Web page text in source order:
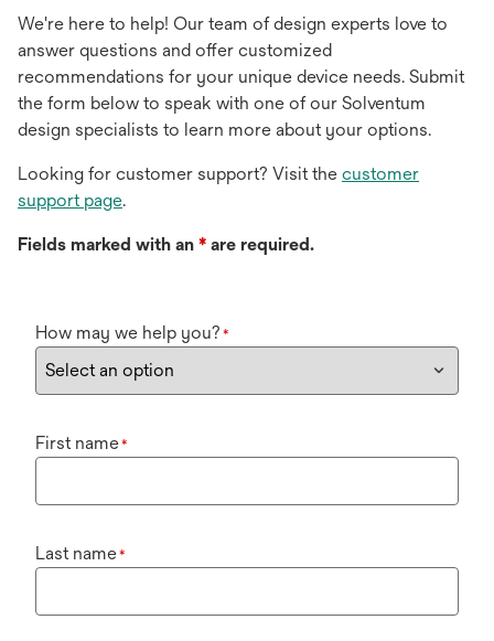
We're here to help! Our team of design experts love to
answer questions and offer customized
recommendations for your unique device needs. Submit
the form below to speak with one of our Solventum
design specialists to learn more about your options.
Looking for customer support? Visit the customer
support page.
Fields marked with an * are required.
How may we help you? *
First name*
Last name*